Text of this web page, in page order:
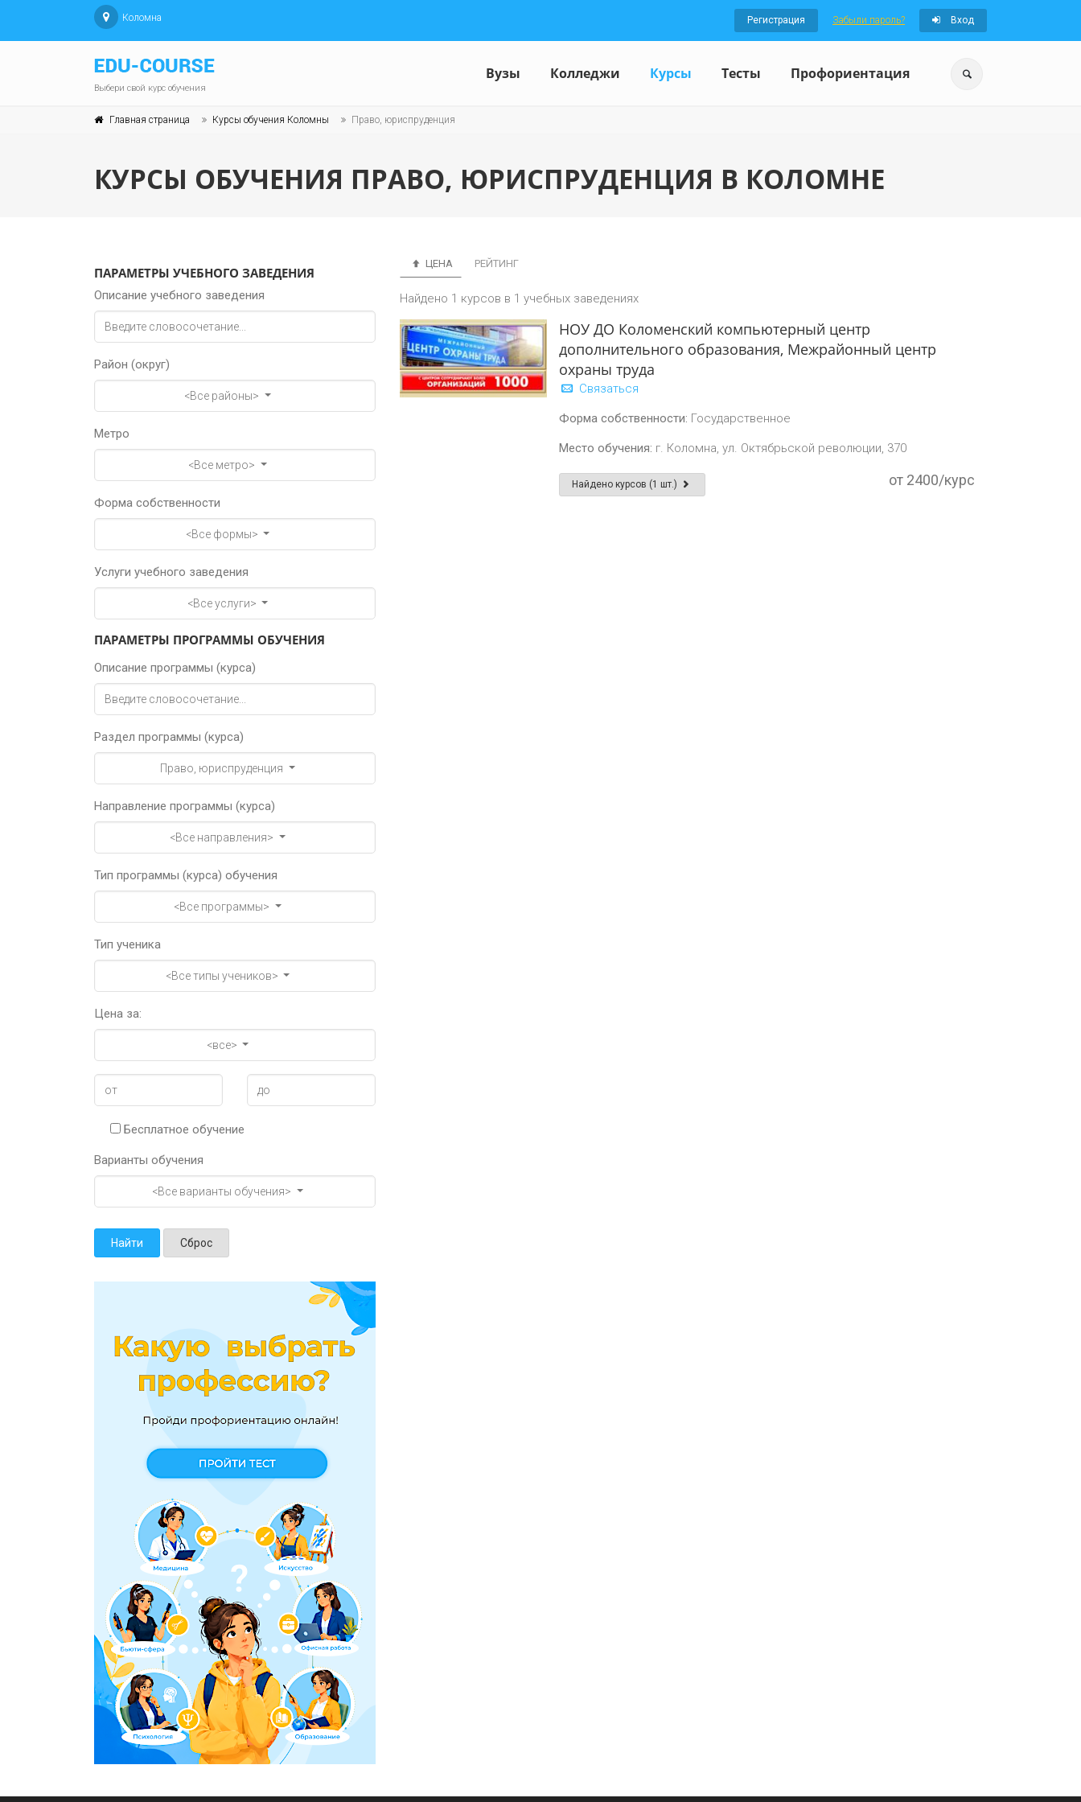
Коломна Регистрация Забыли пароль? Вход
Выбери свой курс обучения
Вузы Колледжи Курсы Тесты Профориентация
Главная страница Курсы обучения Коломны Право, юриспруденция
КУРСЫ ОБУЧЕНИЯ ПРАВО, ЮРИСПРУДЕНЦИЯ В КОЛОМНЕ
ПАРАМЕТРЫ УЧЕБНОГО ЗАВЕДЕНИЯ
Описание учебного заведения
Район (округ)
<Все районы>
Метро
<Все метро>
Форма собственности
<Все формы>
Услуги учебного заведения
<Все услуги>
ПАРАМЕТРЫ ПРОГРАММЫ ОБУЧЕНИЯ
Описание программы (курса)
Раздел программы (курса)
Право, юриспруденция
Направление программы (курса)
<Все направления>
Тип программы (курса) обучения
<Все программы>
Тип ученика
<Все типы учеников>
Цена за:
<все>
Бесплатное обучение
Варианты обучения
<Все варианты обучения>
Найти Сброс
ЦЕНА РЕЙТИНГ
Найдено 1 курсов в 1 учебных заведениях
НОУ ДО Коломенский компьютерный центр
дополнительного образования, Межрайонный центр
охраны труда
Связаться
Форма собственности: Государственное
Место обучения: г. Коломна, ул. Октябрьской революции, 370
Найдено курсов (1 шт.) от 2400/курс